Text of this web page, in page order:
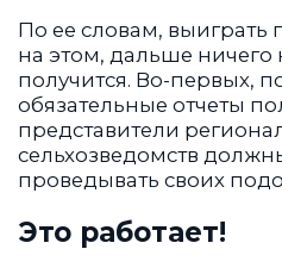
По ее словам, выиграть
на этом, дальше ничего
получится. Во-первых,
обязательные отчеты
представители
сельхозведомств
проведывать своих
Это работает!